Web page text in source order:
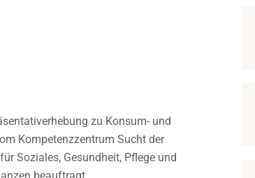
zu Konsum- und
Kompetenzzentrum Sucht der
Soziales, Gesundheit, Pflege und
beauftragt.